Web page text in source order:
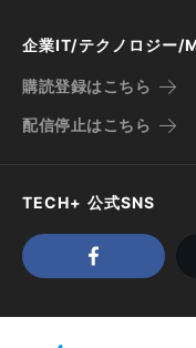
企業IT/テクノロジー/
購読登録はこちら
配信停止はこちら
TECH+ 公式SNS